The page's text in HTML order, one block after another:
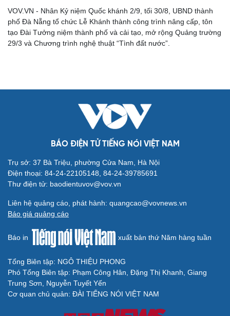
Cải chính
VOV.VN - Nhân Kỷ niệm Quốc khánh 2/9, tối 30/8, UBND thành
phố Đà Nẵng tổ chức Lễ Khánh thành công trình nâng cấp, tôn
tạo Đài Tưởng niệm thành phố và cải tạo, mở rộng Quảng trường
29/3 và Chương trình nghệ thuật “Tình đất nước”.
BÁO ĐIỆN TỬ TIẾNG NÓI VIỆT NAM
Trụ sở: 37 Bà Triệu, phường Cửa Nam, Hà Nội
Điện thoại: 84-24-22105148, 84-24-39785691
Thư điện tử: baodientuvov@vov.vn
Liên hệ quảng cáo, phát hành: quangcao@vovnews.vn
Báo giá quảng cáo
Báo in xuất bản thứ Năm hàng tuần
Tổng Biên tập: NGÔ THIỆU PHONG
Phó Tổng Biên tập: Phạm Công Hân, Đặng Thị Khanh, Giang
Trung Sơn, Nguyễn Tuyết Yến
Cơ quan chủ quản: ĐÀI TIẾNG NÓI VIỆT NAM